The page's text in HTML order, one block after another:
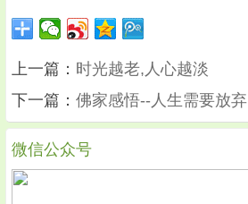
上一篇： 时光越老,人心越淡
下一篇： 佛家感悟--人生需要放弃
微信公众号